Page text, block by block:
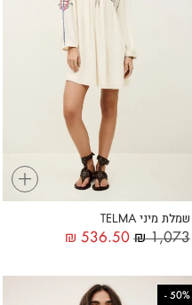
+
שמלת מיני TELMA
₪1,073
₪ 536.50
50%
-